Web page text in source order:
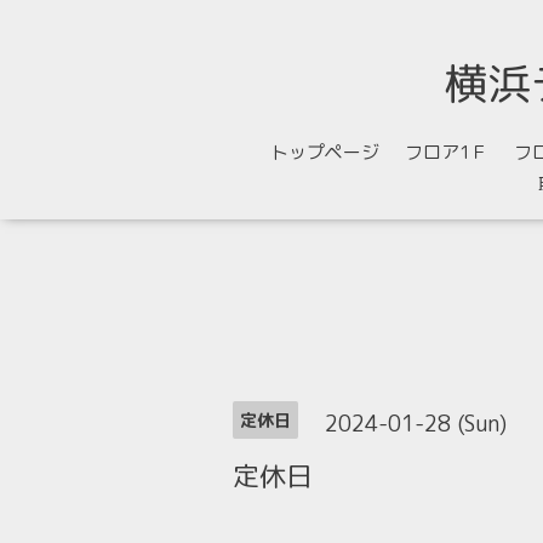
横
トップページ フロア1Ｆ フ
定休日 2024-01-28 (Sun)
定休日